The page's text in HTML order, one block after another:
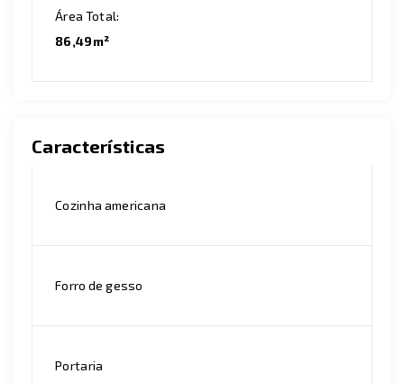
Área Total:
86,49m²
Características
Cozinha americana
Forro de gesso
Portaria